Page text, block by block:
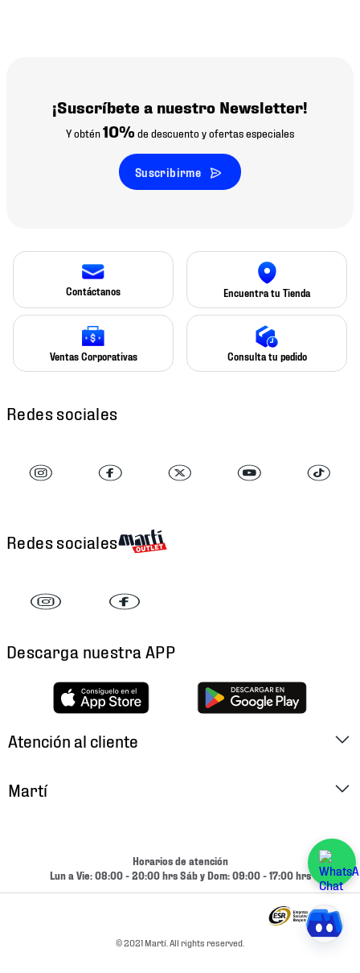
¡Suscríbete a nuestro Newsletter!
Y obtén10% de descuento y ofertas especiales
Suscribirme
Contáctanos Encuentra tu Tienda
Ventas Corporativas Consulta tu pedido
Redes sociales
Redes sociales
Descarga nuestra APP
Atención al cliente
Cambios y Devoluciones
Condiciones de Entrega
Martí
Horarios de atención
Lun a Vie: 08:00 - 20:00 hrs Sáb y Dom: 09:00 - 17:00 hrs
© 2021 Martí. All rights reserved.